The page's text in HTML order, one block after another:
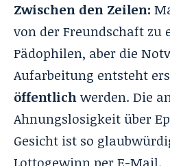
Zwischen den Zeilen:
von der Freundschaft
Pädophilen, aber die
Aufarbeitung entsteht
öffentlichwerden. Die
Ahnungslosigkeit über
Gesicht ist so